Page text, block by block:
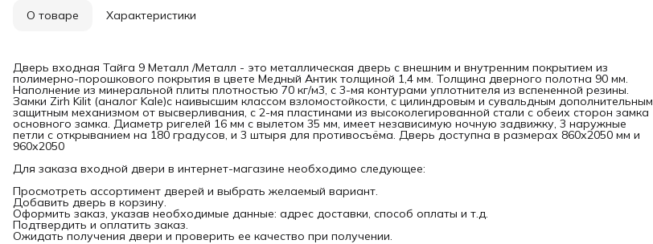
О товаре Характеристики
Дверь входная Тайга 9 Металл /Металл - это металлическая дверь с внешним и внутренним покрытием из
полимерно-порошкового покрытия в цвете Медный Антик толщиной 1,4 мм. Толщина дверного полотна 90 мм.
Наполнение из минеральной плиты плотностью 70 кг/м3, с 3-мя контурами уплотнителя из вспененной резины.
Замки Zirh Kilit (аналог Kale)с наивысшим классом взломостойкости, с цилиндровым и сувальдным дополнительным
защитным механизмом от высверливания, с 2-мя пластинами из высоколегированной стали с обеих сторон замка
основного замка. Диаметр ригелей 16 мм с вылетом 35 мм, имеет независимую ночную задвижку, 3 наружные
петли с открыванием на 180 градусов, и 3 штыря для противосъёма. Дверь доступна в размерах 860х2050 мм и
960х2050
Для заказа входной двери в интернет-магазине необходимо следующее:
Просмотреть ассортимент дверей и выбрать желаемый вариант.
Добавить дверь в корзину.
Оформить заказ, указав необходимые данные: адрес доставки, способ оплаты и т.д.
Подтвердить и оплатить заказ.
Ожидать получения двери и проверить ее качество при получении.